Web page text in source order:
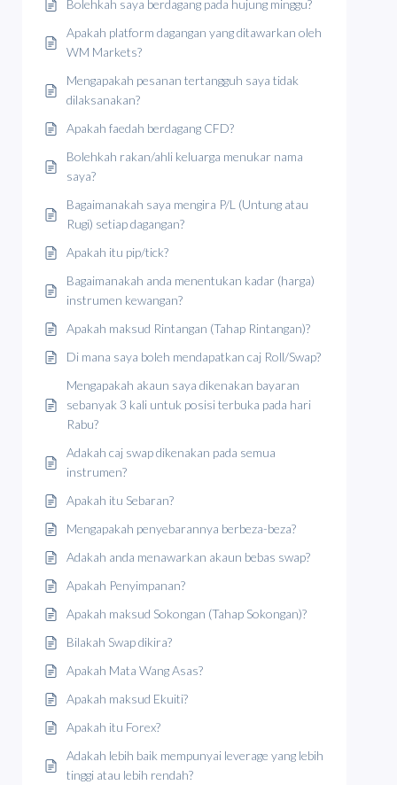
Bolehkah saya berdagang pada hujung minggu?
Apakah platform dagangan yang ditawarkan oleh
WM Markets?
Mengapakah pesanan tertangguh saya tidak
dilaksanakan?
Apakah faedah berdagang CFD?
Bolehkah rakan/ahli keluarga menukar nama
saya?
Bagaimanakah saya mengira P/L (Untung atau
Rugi) setiap dagangan?
Apakah itu pip/tick?
Bagaimanakah anda menentukan kadar (harga)
instrumen kewangan?
Apakah maksud Rintangan (Tahap Rintangan)?
Di mana saya boleh mendapatkan caj Roll/Swap?
Mengapakah akaun saya dikenakan bayaran
sebanyak 3 kali untuk posisi terbuka pada hari
Rabu?
Adakah caj swap dikenakan pada semua
instrumen?
Apakah itu Sebaran?
Mengapakah penyebarannya berbeza-beza?
Adakah anda menawarkan akaun bebas swap?
Apakah Penyimpanan?
Apakah maksud Sokongan (Tahap Sokongan)?
Bilakah Swap dikira?
Apakah Mata Wang Asas?
Apakah maksud Ekuiti?
Apakah itu Forex?
Adakah lebih baik mempunyai leverage yang lebih
tinggi atau lebih rendah?